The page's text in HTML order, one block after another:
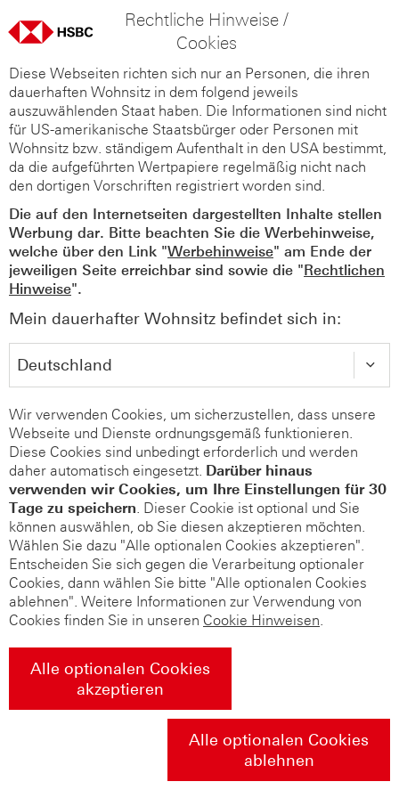
Rechtliche Hinweise /
Cookies
Diese Webseiten richten sich nur an Personen, die ihren
dauerhaften Wohnsitz in dem folgend jeweils
auszuwählenden Staat haben. Die Informationen sind nicht
für US-amerikanische Staatsbürger oder Personen mit
Wohnsitz bzw. ständigem Aufenthalt in den USA bestimmt,
da die aufgeführten Wertpapiere regelmäßig nicht nach
den dortigen Vorschriften registriert worden sind.
Die auf den Internetseiten dargestellten Inhalte stellen
Werbung dar. Bitte beachten Sie die Werbehinweise,
welche über den Link "Werbehinweise" am Ende der
jeweiligen Seite erreichbar sind sowie die "Rechtlichen
Hinweise".
Mein dauerhafter Wohnsitz befindet sich in:
Wir verwenden Cookies, um sicherzustellen, dass unsere
Webseite und Dienste ordnungsgemäß funktionieren.
Diese Cookies sind unbedingt erforderlich und werden
daher automatisch eingesetzt. Darüber hinaus
verwenden wir Cookies, um Ihre Einstellungen für 30
Tage zu speichern. Dieser Cookie ist optional und Sie
können auswählen, ob Sie diesen akzeptieren möchten.
Wählen Sie dazu "Alle optionalen Cookies akzeptieren".
Entscheiden Sie sich gegen die Verarbeitung optionaler
Cookies, dann wählen Sie bitte "Alle optionalen Cookies
ablehnen". Weitere Informationen zur Verwendung von
Cookies finden Sie in unseren Cookie Hinweisen.
Alle optionalen Cookies
akzeptieren
Alle optionalen Cookies
ablehnen